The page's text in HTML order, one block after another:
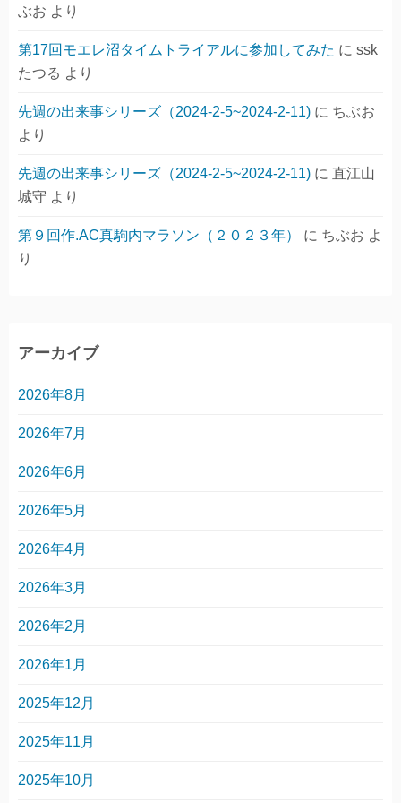
ぶお より
第17回モエレ沼タイムトライアルに参加してみた に ssk
たつる より
先週の出来事シリーズ（2024-2-5~2024-2-11) に ちぶお
より
先週の出来事シリーズ（2024-2-5~2024-2-11) に 直江山
城守 より
第９回作.AC真駒内マラソン（２０２３年） に ちぶお よ
り
アーカイブ
2026年8月
2026年7月
2026年6月
2026年5月
2026年4月
2026年3月
2026年2月
2026年1月
2025年12月
2025年11月
2025年10月